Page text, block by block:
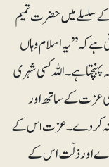
سلسلے میں حضرت تمیم
کہ ’’یہ اسلام وہاں
ہے۔ اللہ کسی شہری
عزت کے ساتھ اور
نہ کردے۔ عزت اس کے
دے اور ذلّت اس کے